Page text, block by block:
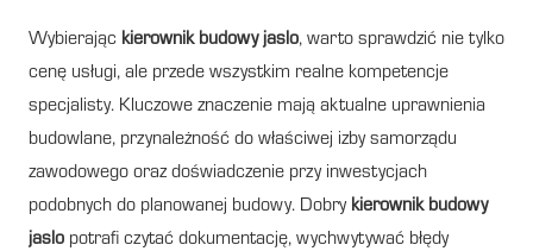
Wybierając kierownik budowy jaslo, warto sprawdzić nie tylko
cenę usługi, ale przede wszystkim realne kompetencje
specjalisty. Kluczowe znaczenie mają aktualne uprawnienia
budowlane, przynależność do właściwej izby samorządu
zawodowego oraz doświadczenie przy inwestycjach
podobnych do planowanej budowy. Dobry kierownik budowy
jaslo potrafi czytać dokumentację, wychwytywać błędy